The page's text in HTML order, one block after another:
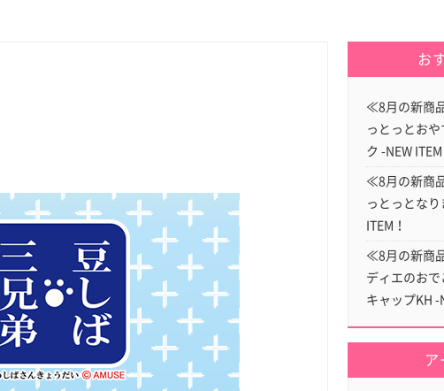
お
≪8月の新商
っとっとお
ク -NEW ITEM
≪8月の新商
っとっとなり
ITEM！
≪8月の新商
ディエのお
キャップKH -
ア